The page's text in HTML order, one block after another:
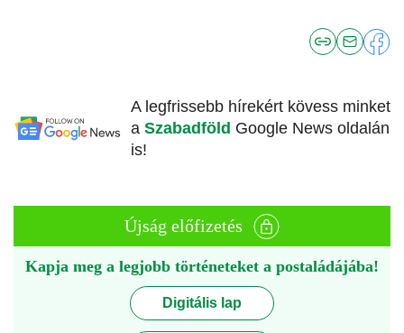
A legfrissebb hírekért kövess minket
a Szabadföld Google News oldalán
is!
Újság előfizetés
Kapja meg a legjobb történeteket a postaládájába!
Digitális lap